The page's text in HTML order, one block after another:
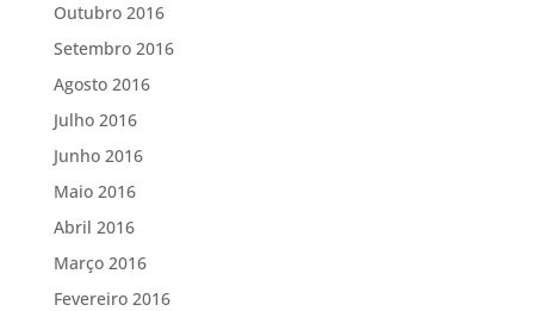
Outubro 2016
Setembro 2016
Agosto 2016
Julho 2016
Junho 2016
Maio 2016
Abril 2016
Março 2016
Fevereiro 2016